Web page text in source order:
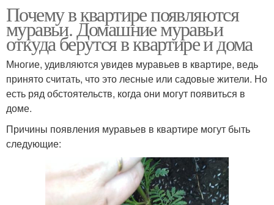
Почему в квартире появляются
муравьи. Домашние муравьи
откуда берутся в квартире и дома
Многие, удивляются увидев муравьев в квартире, ведь
принято считать, что это лесные или садовые жители. Но
есть ряд обстоятельств, когда они могут появиться в
доме.
Причины появления муравьев в квартире могут быть
следующие: